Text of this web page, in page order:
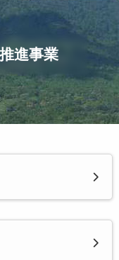
進事業